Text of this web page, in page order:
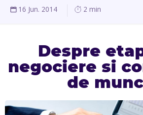
16 Jun. 2014 2 min
Despre
negociere si
de